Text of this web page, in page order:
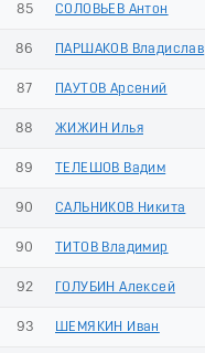
85 СОЛОВЬЕВ Антон
86 ПАРШАКОВ Владислав
87 ПАУТОВ Арсений
88 ЖИЖИН Илья
89 ТЕЛЕШОВ Вадим
90 САЛЬНИКОВ Никита
90 ТИТОВ Владимир
92 ГОЛУБИН Алексей
93 ШЕМЯКИН Иван